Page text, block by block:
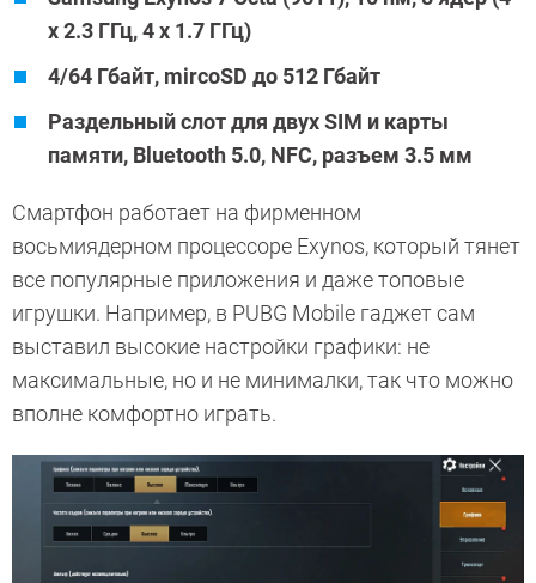
х 2.3 ГГц, 4 х 1.7 ГГц)
4/64 Гбайт, mircoSD до 512 Гбайт
Раздельный слот для двух SIM и карты
памяти, Bluetooth 5.0, NFC, разъем 3.5 мм
Смартфон работает на фирменном
восьмиядерном процессоре Exynos, который тянет
все популярные приложения и даже топовые
игрушки. Например, в PUBG Mobile гаджет сам
выставил высокие настройки графики: не
максимальные, но и не минималки, так что можно
вполне комфортно играть.